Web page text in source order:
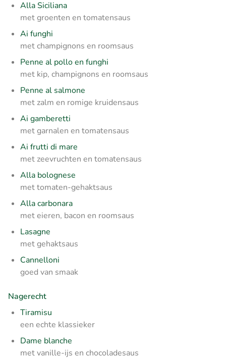
Alla Siciliana
met groenten en tomatensaus
Ai funghi
met champignons en roomsaus
Penne al pollo en funghi
met kip, champignons en roomsaus
Penne al salmone
met zalm en romige kruidensaus
Ai gamberetti
met garnalen en tomatensaus
Ai frutti di mare
met zeevruchten en tomatensaus
Alla bolognese
met tomaten-gehaktsaus
Alla carbonara
met eieren, bacon en roomsaus
Lasagne
met gehaktsaus
Cannelloni
goed van smaak
Nagerecht
Tiramisu
een echte klassieker
Dame blanche
met vanille-ijs en chocoladesaus